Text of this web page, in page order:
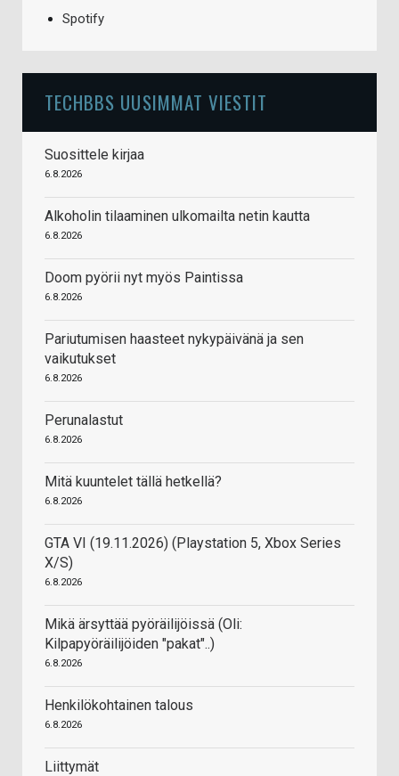
Spotify
TECHBBS UUSIMMAT VIESTIT
Suosittele kirjaa
6.8.2026
Alkoholin tilaaminen ulkomailta netin kautta
6.8.2026
Doom pyörii nyt myös Paintissa
6.8.2026
Pariutumisen haasteet nykypäivänä ja sen
vaikutukset
6.8.2026
Perunalastut
6.8.2026
Mitä kuuntelet tällä hetkellä?
6.8.2026
GTA VI (19.11.2026) (Playstation 5, Xbox Series
X/S)
6.8.2026
Mikä ärsyttää pyöräilijöissä (Oli:
Kilpapyöräilijöiden "pakat"..)
6.8.2026
Henkilökohtainen talous
6.8.2026
Liittymät